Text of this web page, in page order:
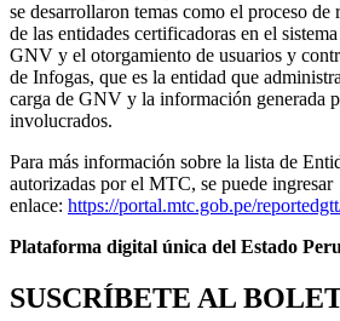
se desarrollaron temas como el proceso
de las entidades certificadoras en el
GNV y el otorgamiento de usuarios y
de Infogas, que es la entidad que
carga de GNV y la información generada
involucrados.
Para más información sobre la lista de
autorizadas por el MTC, se puede
enlace: https://portal.mtc.gob.pe/
Plataforma digital única del Estado
SUSCRÍBETE AL